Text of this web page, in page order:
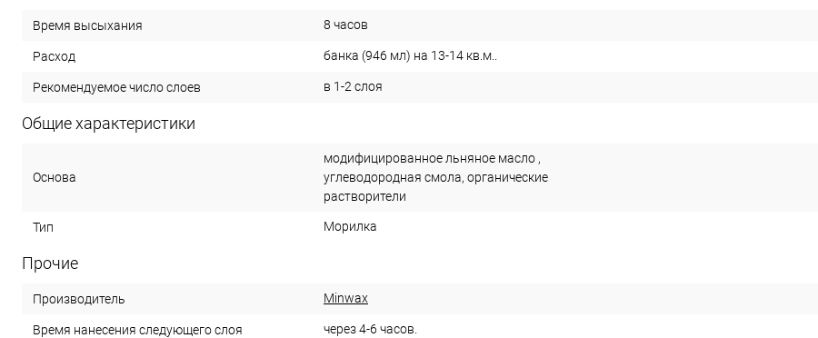
Время высыхания 8 часов
Расход банка (946 мл) на 13-14 кв.м..
Рекомендуемое число слоев в 1-2 слоя
Общие характеристики
Основа
модифицированное льняное масло ,
углеводородная смола, органические
растворители
Тип Морилка
Прочие
Производитель Minwax
Время нанесения следующего слоя через 4-6 часов.